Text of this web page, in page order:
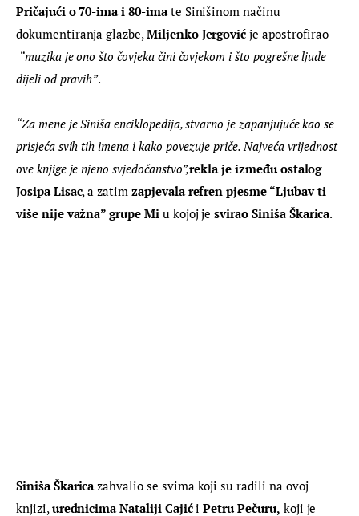
Pričajući o 70-ima i 80-ima te Sinišinom načinu
dokumentiranja glazbe, Miljenko Jergović je apostrofirao –
“muzika je ono što čovjeka čini čovjekom i što pogrešne ljude
dijeli od pravih”.
“Za mene je Siniša enciklopedija, stvarno je zapanjujuće kao se
prisjeća svih tih imena i kako povezuje priče. Najveća vrijednost
ove knjige je njeno svjedočanstvo”,rekla je između ostalog
Josipa Lisac, a zatim zapjevala refren pjesme “Ljubav ti
više nije važna” grupe Mi u kojoj je svirao Siniša Škarica.
Siniša Škarica zahvalio se svima koji su radili na ovoj
knjizi, urednicima Nataliji Cajić i Petru Pečuru, koji je